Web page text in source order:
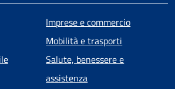
Imprese e commercio
Mobilità e trasporti
Salute, benessere e
assistenza